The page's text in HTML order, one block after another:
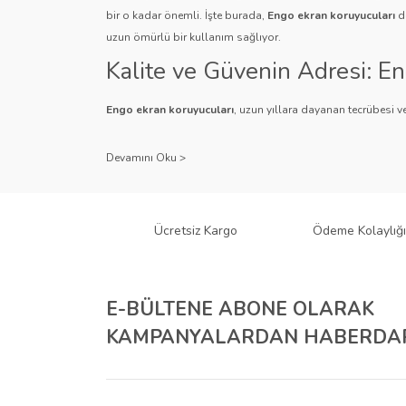
bir o kadar önemli. İşte burada, Engo ekran koruyucuları
uzun ömürlü bir kullanım sağlıyor.
Kalite ve Güvenin Adresi:
Engo ekran koruyucuları, uzun yıllara dayanan tecrübesi
Çeşitlilik ve Uyum: Engo
gibi çeşitli türlerle Engo, cihazlarınız için mükemmel
Engo ekran koruyucuları, cihazlarınızı çizilmelere ve
ihtiyacı olan kullanıcılar için anti-spy özellikli ürünleri ile
Kurumsal Çözümler İçin
Ücretsiz Kargo Ödeme Kolaylığı
E-BÜLTENE ABONE OLARAK
KAMPANYALARDAN